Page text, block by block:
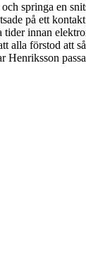
springa en
på ett
innan
förstod att